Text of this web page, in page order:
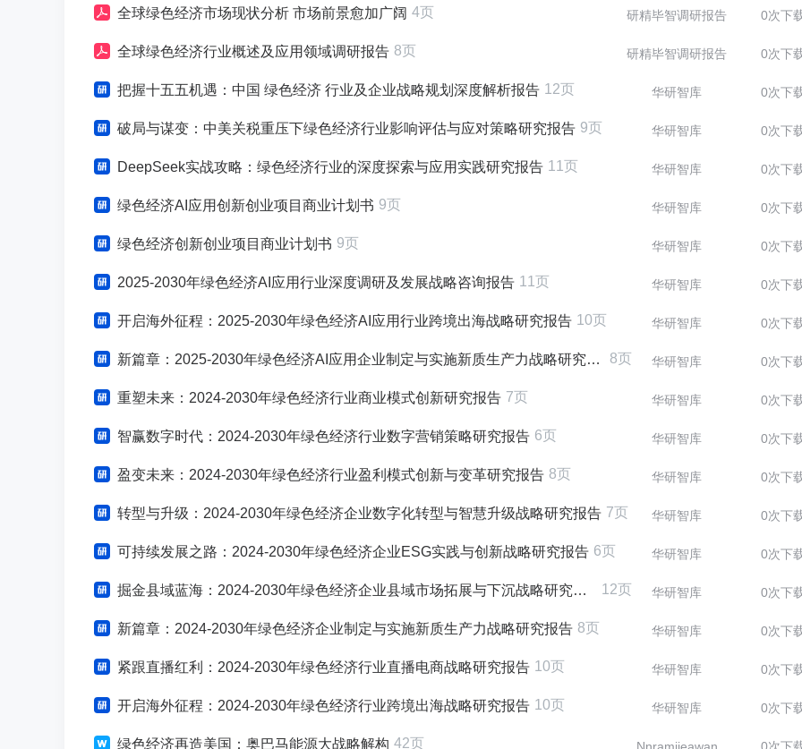
全球绿色经济市场现状分析 市场前景愈加广阔 4页 研精毕智调研报告 0次下
全球绿色经济行业概述及应用领域调研报告 8页 研精毕智调研报告 0次下
把握十五五机遇：中国 绿色经济 行业及企业战略规划深度解析报告 12页 华研智库 0次下
破局与谋变：中美关税重压下绿色经济行业影响评估与应对策略研究报告 9页 华研智库 0次下
DeepSeek实战攻略：绿色经济行业的深度探索与应用实践研究报告 11页 华研智库 0次下
绿色经济AI应用创新创业项目商业计划书 9页 华研智库 0次下
绿色经济创新创业项目商业计划书 9页 华研智库 0次下
2025-2030年绿色经济AI应用行业深度调研及发展战略咨询报告 11页 华研智库 0次下
开启海外征程：2025-2030年绿色经济AI应用行业跨境出海战略研究报告 10页 华研智库 0次下
新篇章：2025-2030年绿色经济AI应用企业制定与实施新质生产力战略研究报告 8页 华研智库 0次下
重塑未来：2024-2030年绿色经济行业商业模式创新研究报告 7页 华研智库 0次下
智赢数字时代：2024-2030年绿色经济行业数字营销策略研究报告 6页 华研智库 0次下
盈变未来：2024-2030年绿色经济行业盈利模式创新与变革研究报告 8页 华研智库 0次下
转型与升级：2024-2030年绿色经济企业数字化转型与智慧升级战略研究报告 7页 华研智库 0次下
可持续发展之路：2024-2030年绿色经济企业ESG实践与创新战略研究报告 6页 华研智库 0次下
掘金县域蓝海：2024-2030年绿色经济企业县域市场拓展与下沉战略研究报告 12页 华研智库 0次下
新篇章：2024-2030年绿色经济企业制定与实施新质生产力战略研究报告 8页 华研智库 0次下
紧跟直播红利：2024-2030年绿色经济行业直播电商战略研究报告 10页 华研智库 0次下
开启海外征程：2024-2030年绿色经济行业跨境出海战略研究报告 10页 华研智库 0次下
绿色经济再造美国：奥巴马能源大战略解构 42页